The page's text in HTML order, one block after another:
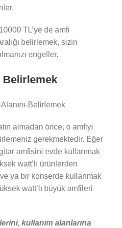
TL’ye de amfi
belirlemek, sizin
engeller.
Belirlemek
almadan önce, o amfiyi
gerekmektedir. Eğer
amfisini evde kullanmak
watt’lı ürünlerden
ve ya bir konserde kullanmak
watt’lı büyük amfileri
kullanım alanlarına